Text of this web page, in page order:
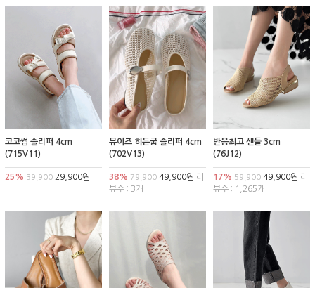
코코썸 슬리퍼 4cm
(715V11)
25% 39,900 29,900원
뮤이즈 히든굽 슬리퍼 4cm
(702V13)
38% 79,90049,900원 리
뷰수 : 3개
반응최고 샌들 3cm
(76J12)
17% 59,90049,900원 리
뷰수 : 1,265개